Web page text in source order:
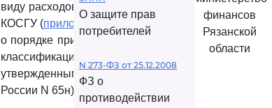
виду расходов 330 и по статье 290
КОСГУ (приложение 5
к Указаниям
о порядке применения бюджетной
классификации РФ,
утвержденным приказом Минфина
России N 65н).
финансов
Рязанской
области
О защите прав
потребителей
N 273-ФЗ от 25.12.2008
ФЗ о
противодействии